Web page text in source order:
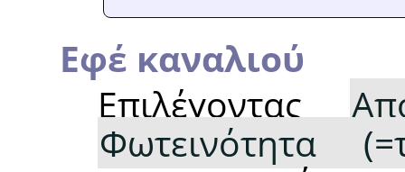
Εφέ καναλιού
Επιλέγοντας
Φωτεινότητα